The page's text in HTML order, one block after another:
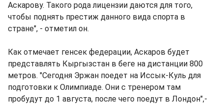
Аскарову. Такого рода лицензии даются для того,
чтобы поднять престиж данного вида спорта в
стране", - отметил он.
Как отмечает генсек федерации, Аскаров будет
представлять Кыргызстан в беге на дистанции 800
метров. "Сегодня Эржан поедет на Иссык-Куль для
подготовки к Олимпиаде. Они с тренером там
пробудут до 1 августа, после чего поедут в Лондон",-